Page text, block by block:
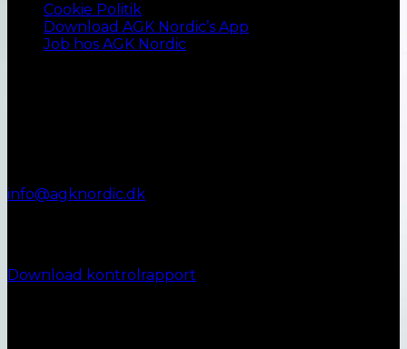
Cookie Politik
Download AGK Nordic’s App
Job hos AGK Nordic
info@agknordic.dk
Download kontrolrapport